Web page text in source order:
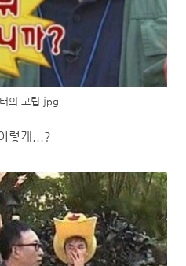
의 고립.jpg
렇게...?